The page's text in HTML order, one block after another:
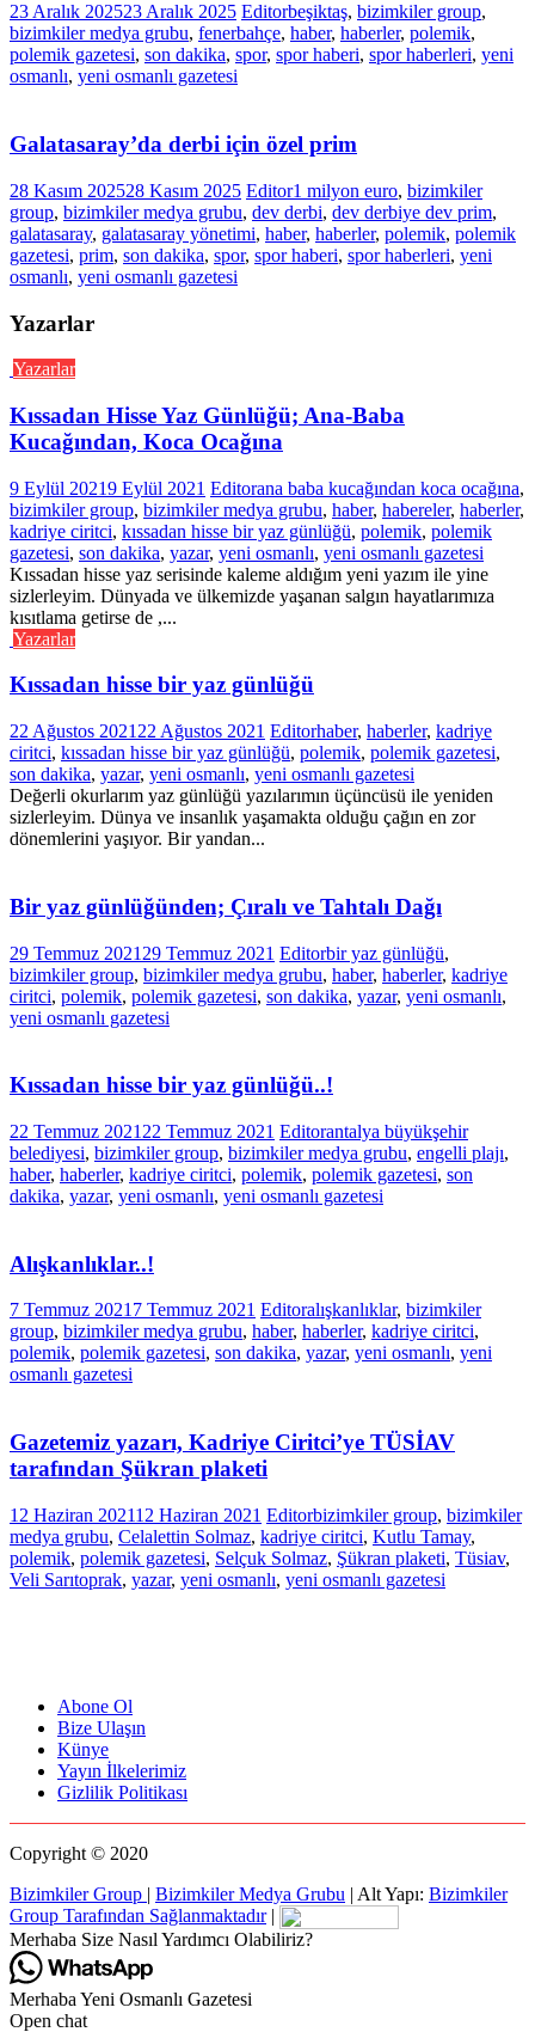
23 Aralık 202523 Aralık 2025 Editorbeşiktaş, bizimkiler group,
bizimkiler medya grubu, fenerbahçe, haber, haberler, polemik,
polemik gazetesi, son dakika, spor, spor haberi, spor haberleri, yeni
osmanlı, yeni osmanlı gazetesi
Galatasaray’da derbi için özel prim
28 Kasım 202528 Kasım 2025 Editor1 milyon euro, bizimkiler
group, bizimkiler medya grubu, dev derbi, dev derbiye dev prim,
galatasaray, galatasaray yönetimi, haber, haberler, polemik, polemik
gazetesi, prim, son dakika, spor, spor haberi, spor haberleri, yeni
osmanlı, yeni osmanlı gazetesi
Yazarlar
Yazarlar
Kıssadan Hisse Yaz Günlüğü; Ana-Baba
Kucağından, Koca Ocağına
9 Eylül 20219 Eylül 2021 Editorana baba kucağından koca ocağına,
bizimkiler group, bizimkiler medya grubu, haber, habereler, haberler,
kadriye ciritci, kıssadan hisse bir yaz günlüğü, polemik, polemik
gazetesi, son dakika, yazar, yeni osmanlı, yeni osmanlı gazetesi
Kıssadan hisse yaz serisinde kaleme aldığım yeni yazım ile yine
sizlerleyim. Dünyada ve ülkemizde yaşanan salgın hayatlarımıza
kısıtlama getirse de ,...
Yazarlar
Kıssadan hisse bir yaz günlüğü
22 Ağustos 2021 22 Ağustos 2021 Editorhaber, haberler, kadriye
ciritci, kıssadan hisse bir yaz günlüğü, polemik, polemik gazetesi,
son dakika, yazar, yeni osmanlı, yeni osmanlı gazetesi
Değerli okurlarım yaz günlüğü yazılarımın üçüncüsü ile yeniden
sizlerleyim. Dünya ve insanlık yaşamakta olduğu çağın en zor
dönemlerini yaşıyor. Bir yandan...
Bir yaz günlüğünden; Çıralı ve Tahtalı Dağı
29 Temmuz 2021 29 Temmuz 2021 Editorbir yaz günlüğü,
bizimkiler group, bizimkiler medya grubu, haber, haberler, kadriye
ciritci, polemik, polemik gazetesi, son dakika, yazar, yeni osmanlı,
yeni osmanlı gazetesi
Kıssadan hisse bir yaz günlüğü..!
22 Temmuz 2021 22 Temmuz 2021 Editorantalya büyükşehir
belediyesi, bizimkiler group, bizimkiler medya grubu, engelli plajı,
haber, haberler, kadriye ciritci, polemik, polemik gazetesi, son
dakika, yazar, yeni osmanlı, yeni osmanlı gazetesi
Alışkanlıklar..!
7 Temmuz 20217 Temmuz 2021 Editoralışkanlıklar, bizimkiler
group, bizimkiler medya grubu, haber, haberler, kadriye ciritci,
polemik, polemik gazetesi, son dakika, yazar, yeni osmanlı, yeni
osmanlı gazetesi
Gazetemiz yazarı, Kadriye Ciritci’ye TÜSİAV
tarafından Şükran plaketi
12 Haziran 202112 Haziran 2021 Editorbizimkiler group, bizimkiler
medya grubu, Celalettin Solmaz, kadriye ciritci, Kutlu Tamay,
polemik, polemik gazetesi, Selçuk Solmaz, Şükran plaketi, Tüsiav,
Veli Sarıtoprak, yazar, yeni osmanlı, yeni osmanlı gazetesi
Abone Ol
Bize Ulaşın
Künye
Yayın İlkelerimiz
Gizlilik Politikası
Copyright © 2020
Bizimkiler Group | Bizimkiler Medya Grubu | Alt Yapı: Bizimkiler
Group Tarafından Sağlanmaktadır |
Merhaba Size Nasıl Yardımcı Olabiliriz?
Merhaba Yeni Osmanlı Gazetesi
Open chat